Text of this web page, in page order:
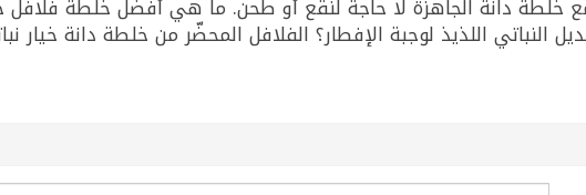
النباتي اللذيذ لوجبة الإفطار؟ الفلافل المحضّر من خلطة دانة خيار